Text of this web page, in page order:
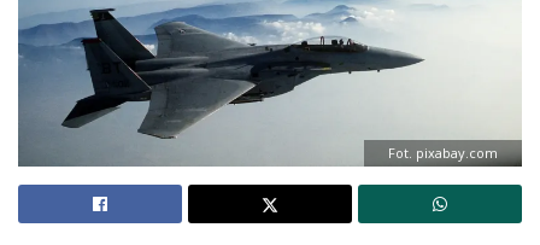
Fot. pixabay.com